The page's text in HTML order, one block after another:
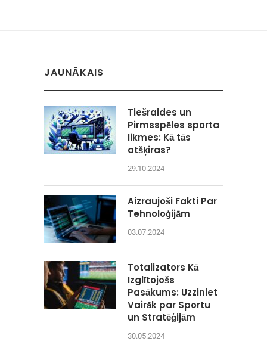
JAUNĀKAIS
Tiešraides un
Pirmsspēles sporta
likmes: Kā tās
atšķiras?
29.10.2024
Aizraujoši Fakti Par
Tehnoloģijām
03.07.2024
Totalizators Kā
Izglītojošs
Pasākums: Uzziniet
Vairāk par Sportu
un Stratēģijām
30.05.2024